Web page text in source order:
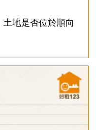
地是否位於順向